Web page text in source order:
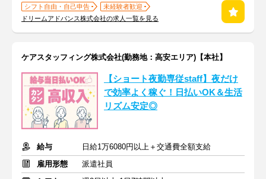
シフト自由・自己申告
未経験者歓迎
ドリームアドバンス株式会社の求人一覧を見る
ケアスタッフィング株式会社(勤務地：高安エリア)【本社】
【ショート夜勤専従staff】夜だけ
で効率よく稼ぐ！日払いOK＆生活
リズム安定◎
給与
日給1万6080円以上＋交通費全額支給
雇用形態
派遣社員